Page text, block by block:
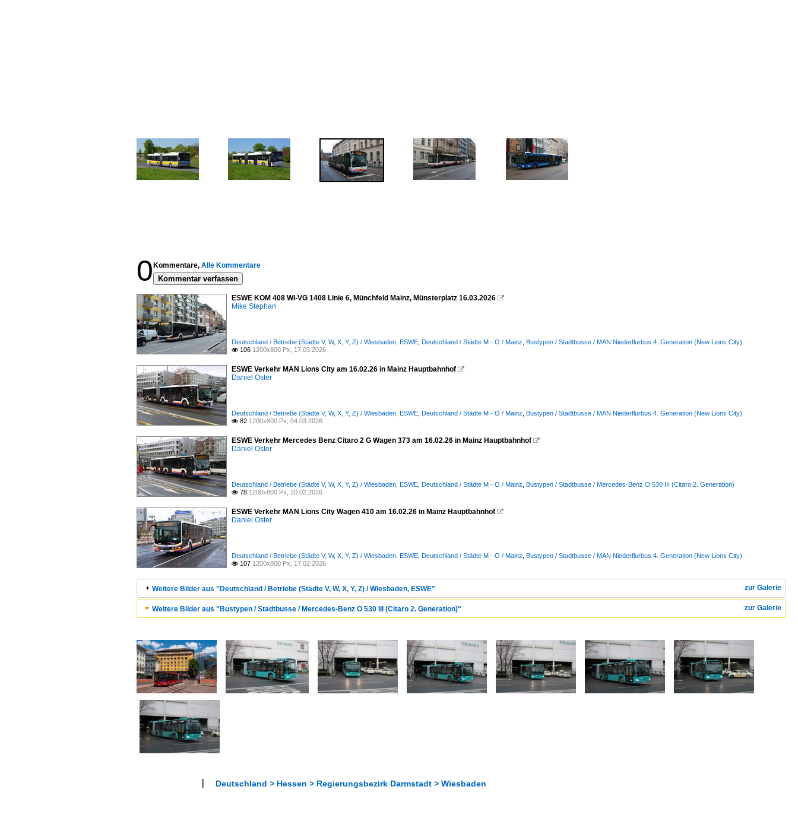
0 Kommentare, Alle Kommentare
Kommentar verfassen
ESWE KOM 408 WI-VG 1408 Linie 6, Münchfeld Mainz, Münsterplatz 16.03.2026 
Mike Stephan
Deutschland / Betriebe (Städte V, W, X, Y, Z) / Wiesbaden, ESWE Deutschland / Städte M - O / Mainz Bustypen / Stadtbusse / MAN Niederflurbus 4. Generation (New Lions City)
 106 1200x800 Px, 17.03.2026
ESWE Verkehr MAN Lions City am 16.02.26 in Mainz Hauptbahnhof 
Daniel Oster
Deutschland / Betriebe (Städte V, W, X, Y, Z) / Wiesbaden, ESWE Deutschland / Städte M - O / Mainz Bustypen / Stadtbusse / MAN Niederflurbus 4. Generation (New Lions City)
 82 1200x800 Px, 04.03.2026
ESWE Verkehr Mercedes Benz Citaro 2 G Wagen 373 am 16.02.26 in Mainz Hauptbahnhof 
Daniel Oster
Deutschland / Betriebe (Städte V, W, X, Y, Z) / Wiesbaden, ESWE Deutschland / Städte M - O / Mainz Bustypen / Stadtbusse / Mercedes-Benz O 530 III (Citaro 2. Generation)
 78 1200x800 Px, 20.02.2026
ESWE Verkehr MAN Lions City Wagen 410 am 16.02.26 in Mainz Hauptbahnhof 
Daniel Oster
Deutschland / Betriebe (Städte V, W, X, Y, Z) / Wiesbaden, ESWE Deutschland / Städte M - O / Mainz Bustypen / Stadtbusse / MAN Niederflurbus 4. Generation (New Lions City)
 107 1200x800 Px, 17.02.2026
zur Galerie
Weitere Bilder aus "Deutschland / Betriebe (Städte V, W, X, Y, Z) / Wiesbaden, ESWE"
zur Galerie
Weitere Bilder aus "Bustypen / Stadtbusse / Mercedes-Benz O 530 III (Citaro 2. Generation)"
Deutschland > Hessen > Regierungsbezirk Darmstadt > Wiesbaden